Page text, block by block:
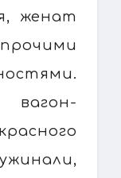
женат